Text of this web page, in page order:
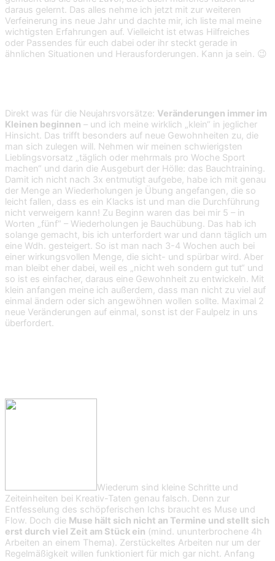
daraus gelernt. Das alles nehme ich jetzt mit zur weiteren
Verfeinerung ins neue Jahr und dachte mir, ich liste mal meine
wichtigsten Erfahrungen auf. Vielleicht ist etwas Hilfreiches
oder Passendes für euch dabei oder ihr steckt gerade in
ähnlichen Situationen und Herausforderungen. Kann ja sein. 😉
Direkt was für die Neujahrsvorsätze: Veränderungen immer im
Kleinen beginnen – und ich meine wirklich „klein“ in jeglicher
Hinsicht. Das trifft besonders auf neue Gewohnheiten zu, die
man sich zulegen will. Nehmen wir meinen schwierigsten
Lieblingsvorsatz „täglich oder mehrmals pro Woche Sport
machen“ und darin die Ausgeburt der Hölle: das Bauchtraining.
Damit ich nicht nach 3x entmutigt aufgebe, habe ich mit genau
der Menge an Wiederholungen je Übung angefangen, die so
leicht fallen, dass es ein Klacks ist und man die Durchführung
nicht verweigern kann! Zu Beginn waren das bei mir 5 – in
Worten „fünf“ – Wiederholungen je Bauchübung. Das hab ich
solange gemacht, bis ich unterfordert war und dann täglich um
eine Wdh. gesteigert. So ist man nach 3-4 Wochen auch bei
einer wirkungsvollen Menge, die sicht- und spürbar wird. Aber
man bleibt eher dabei, weil es „nicht weh sondern gut tut“ und
so ist es einfacher, daraus eine Gewohnheit zu entwickeln. Mit
klein anfangen meine ich außerdem, dass man nicht zu viel auf
einmal ändern oder sich angewöhnen wollen sollte. Maximal 2
neue Veränderungen auf einmal, sonst ist der Faulpelz in uns
überfordert.
Wiederum sind kleine Schritte und
Zeiteinheiten bei Kreativ-Taten genau falsch. Denn zur
Entfesselung des schöpferischen Ichs braucht es Muse und
Flow. Doch die Muse hält sich nicht an Termine und stellt sich
erst durch viel Zeit am Stück ein (mind. ununterbrochene 4h
Arbeiten an einem Thema). Zerstückeltes Arbeiten nur um der
Regelmäßigkeit willen funktioniert für mich gar nicht. Anfang